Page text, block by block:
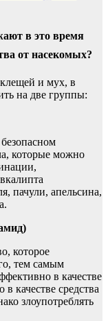
в это время
от насекомых?
и мух, в
на две группы:
которые можно
пачули, апельсина,
которое
тем самым
в качестве
качестве средства
злоупотреблять